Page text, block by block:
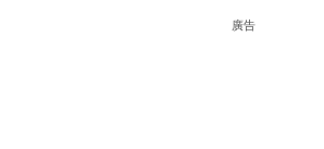
廣告